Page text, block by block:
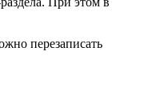
перезаписать